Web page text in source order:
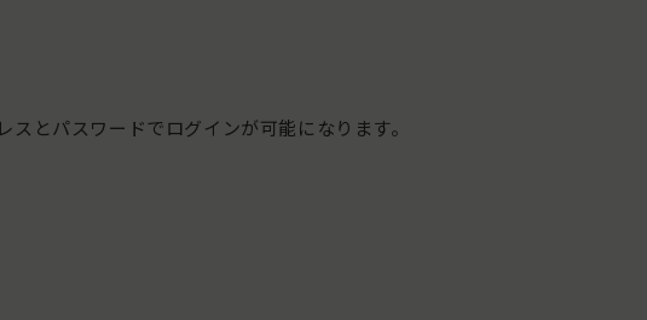
とパスワードでログインが可能になります。